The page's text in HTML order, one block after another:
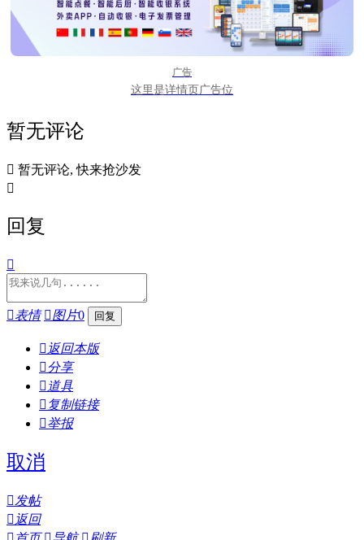
广告
这里是详情页广告位
暂无评论
 暂无评论, 快来抢沙发

回复

表情 图片0
 返回本版
分享
 道具
 复制链接
举报
取消
发帖
 返回